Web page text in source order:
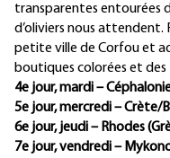
transparentes entourées
d’oliviers nous attendent.
petite ville de Corfou et
boutiques colorées et
4e jour, mardi –
5e jour, mercredi – Crète/
6e jour, jeudi – Rhodes
7e jour, vendredi –